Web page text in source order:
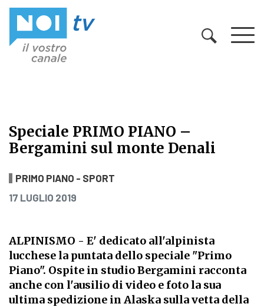
Speciale PRIMO PIANO –
Bergamini sul monte Denali
Speciale PRIMO PIANO –
PRIMO PIANO - SPORT
PUBBLICATO IL
17 LUGLIO 2019
ALPINISMO - E' dedicato all'alpinista
lucchese la puntata dello speciale "Primo
Piano". Ospite in studio Bergamini racconta
anche con l'ausilio di video e foto la sua
ultima spedizione in Alaska sulla vetta della